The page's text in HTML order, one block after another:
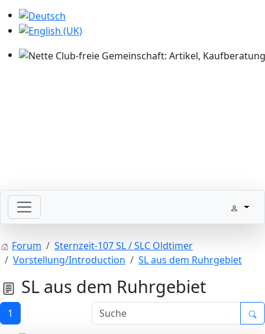
Sprache auswählen
Bitte schickt Eure Datenkarten vor 82 an die Sternzeit
Forum
Sternzeit-107 SL / SLC Oldtimer
Vorstellung/Introduction
SL aus dem Ruhrgebiet
SL aus dem Ruhrgebiet
1